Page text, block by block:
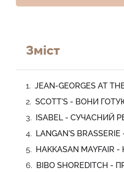
Зміст
JEAN-GEORGES AT
SCOTT'S - ВОНИ
ISABEL - СУЧАСНИЙ
LANGAN'S
HAKKASAN
BIBO SHOREDITCH